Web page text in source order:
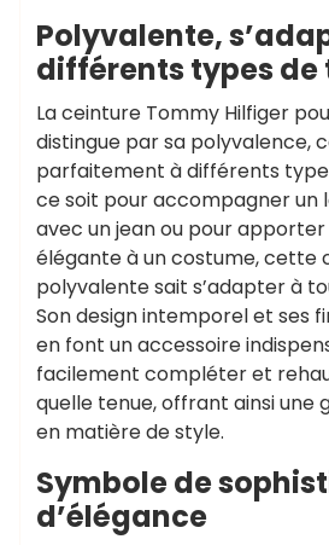
Polyvalente,
différents types de
La ceinture Tommy Hilfiger
distingue par sa polyvalence,
parfaitement à différents
ce soit pour accompagner
avec un jean ou pour
élégante à un costume, cette
polyvalente sait s’adapter à
Son design intemporel et ses
en font un accessoire
facilement compléter et
quelle tenue, offrant ainsi une
en matière de style.
Symbole de
d’élégance